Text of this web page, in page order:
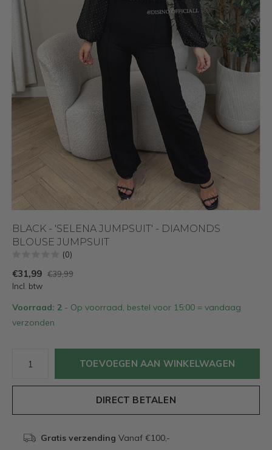
BLACK - 'SELENA JUMPSUIT' - DIAMONDS
BLOUSE JUMPSUIT
(0)
€31,99 €39,99
Incl. btw
Voorraad: 2 - Op voorraad, bestel voor 15:00 = vandaag
verzonden
TOEVOEGEN AAN WINKELWAGEN
DIRECT BETALEN
Gratis verzending Vanaf €100,-